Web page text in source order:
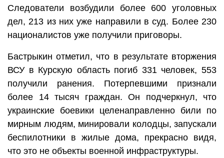
Следователи возбудили более 600 уголовных
дел, 213 из них уже направили в суд. Более 230
националистов уже получили приговоры.
Бастрыкин отметил, что в результате вторжения
ВСУ в Курскую область погиб 331 человек, 553
получили ранения. Потерпевшими признали
более 14 тысяч граждан. Он подчеркнул, что
украинские боевики целенаправленно били по
мирным людям, минировали колодцы, запускали
беспилотники в жилые дома, прекрасно видя,
что это не объекты военной инфраструктуры.